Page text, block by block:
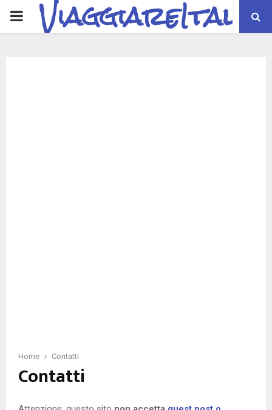
PRIMARYViaggiareItalia
Home Contatti
Contatti